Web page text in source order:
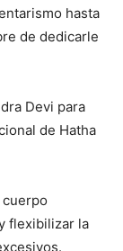
hasta
de dedicarle
Devi para
de Hatha
flexibilizar la